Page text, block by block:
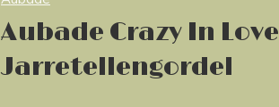
Aubade Crazy In Love
Jarretellengordel